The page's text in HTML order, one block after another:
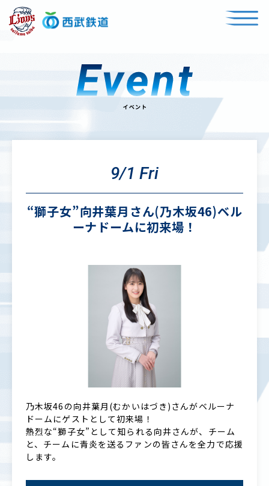
9/1 Fri
“獅子女”向井葉月さん(乃木坂46)ベル
ーナドームに初来場！
乃木坂46の向井葉月(むかいはづき)さんがベルーナ
ドームにゲストとして初来場！
熱烈な“獅子女”として知られる向井さんが、チーム
と、チームに青炎を送るファンの皆さんを全力で応援
します。